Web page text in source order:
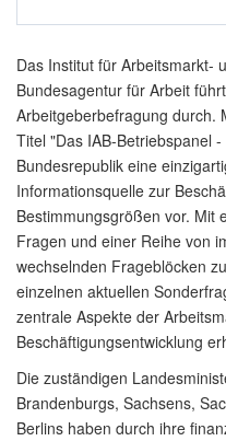
Das Institut für Arbeitsmarkt-
Bundesagentur für Arbeit
Arbeitgeberbefragung durch.
Titel "Das IAB-Betriebspanel
Bundesrepublik eine
Informationsquelle zur
Bestimmungsgrößen vor. Mit
Fragen und einer Reihe von
wechselnden Frageblöcken
einzelnen aktuellen
zentrale Aspekte der
Beschäftigungsentwicklung
Die zuständigen
Brandenburgs, Sachsens,
Berlins haben durch ihre